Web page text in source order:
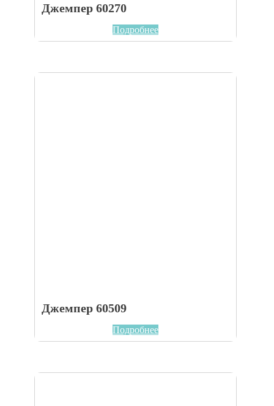
Джемпер 60270
Подробнее
Джемпер 60509
Подробнее